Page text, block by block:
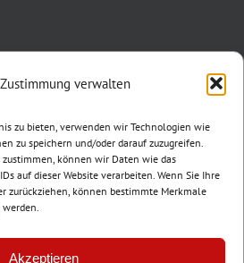
verwalten
zu bieten, verwenden wir Technologien wie
zu speichern und/oder darauf zuzugreifen.
zustimmen, können wir Daten wie das
auf dieser Website verarbeiten. Wenn Sie Ihre
zurückziehen, können bestimmte Merkmale
Akzeptieren